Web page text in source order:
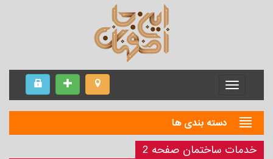
Menu
دسته بندی ها
خدمات ساختمان صفحه 2